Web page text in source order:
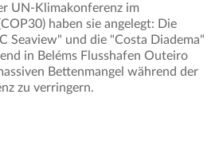
UN-Klimakonferenz im
haben sie angelegt: Die
Seaview" und die "Costa Diadema"
in Beléms Flusshafen Outeiro
Bettenmangel während der
zu verringern.